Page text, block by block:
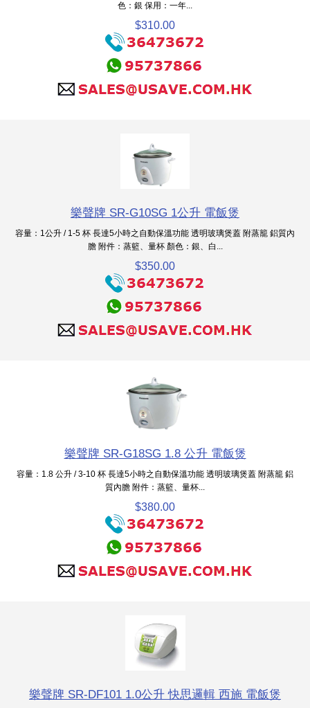
色：銀 保用：一年...
$310.00
樂聲牌 SR-G10SG 1公升 電飯煲
容量：1公升 / 1-5 杯 長達5小時之自動保溫功能 透明玻璃煲蓋 附蒸籠 鋁質內
膽 附件：蒸籃、量杯 顏色：銀、白...
$350.00
樂聲牌 SR-G18SG 1.8 公升 電飯煲
容量：1.8 公升 / 3-10 杯 長達5小時之自動保溫功能 透明玻璃煲蓋 附蒸籠 鋁
質內膽 附件：蒸籃、量杯...
$380.00
樂聲牌 SR-DF101 1.0公升 快思邏輯 西施 電飯煲